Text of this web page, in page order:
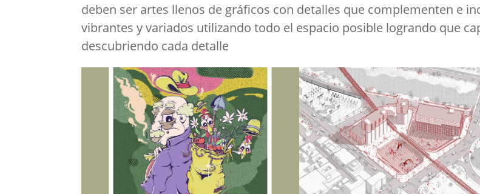
deben ser artes llenos de gráficos con detalles que complementen e
vibrantes y variados utilizando todo el espacio posible logrando que
descubriendo cada detalle